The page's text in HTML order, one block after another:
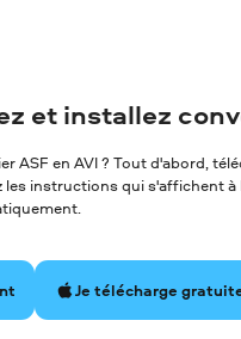
et installez
ASF en AVI ? Tout d'abord,
les instructions qui s'affichent
Je télécharge